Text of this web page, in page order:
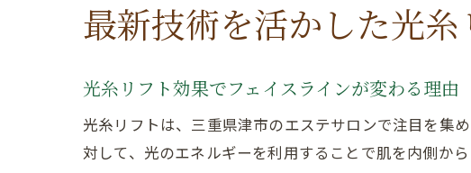
最新技術を活かした光
光糸リフト効果でフェイスラインが変わる理由
光糸リフトは、三重県津市のエステサロンで注目を集
対して、光のエネルギーを利用することで肌を内側か